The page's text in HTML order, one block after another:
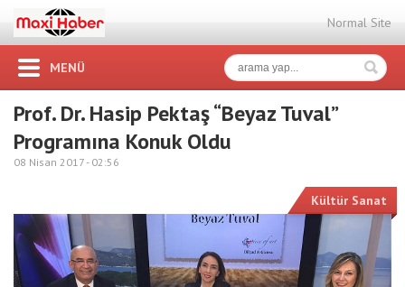
Normal Site
MENÜ
Prof. Dr. Hasip Pektaş “Beyaz Tuval”
Programına Konuk Oldu
08 Nisan 2017 - 02:56
Kültür Sanat